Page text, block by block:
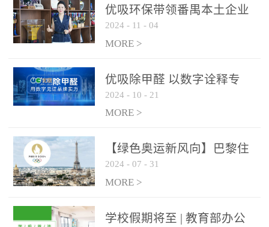
优吸环保带领番禺本​土企业
勇敢破局向“新”
2024 - 11 - 04
MORE >
优吸除甲醛 以数字诠释专
业，尽显除醛品牌实力！
2024 - 10 - 21
MORE >
【绿色奥运新风向】巴黎住
宿风波：优吸环保共建健康
绿色家居
2024 - 07 - 31
MORE >
学校假期将至 | 教育部办公